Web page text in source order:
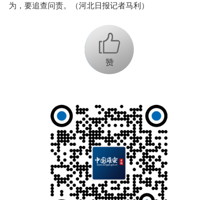
为，要追查问责。（河北日报记者马利）
+1